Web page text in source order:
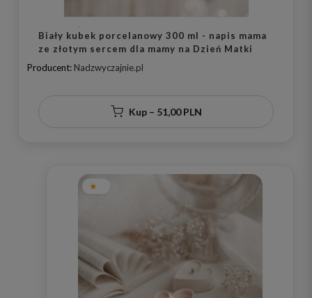
Biały kubek porcelanowy 300 ml - napis mama
ze złotym sercem dla mamy na Dzień Matki
Producent: Nadzwyczajnie.pl
Kup – 51,00 PLN